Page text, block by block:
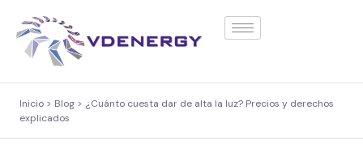
Inicio > Blog > ¿Cuánto cuesta dar de alta la luz? Precios y derechos
explicados